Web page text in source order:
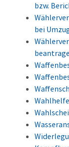
bzw.
bei